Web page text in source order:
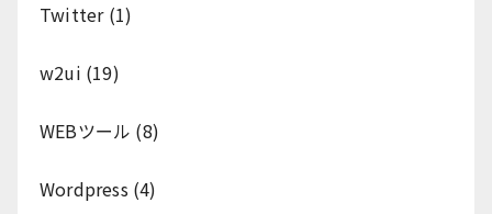
Twitter(1)
w2ui (19)
WEBツール (8)
Wordpress (4)